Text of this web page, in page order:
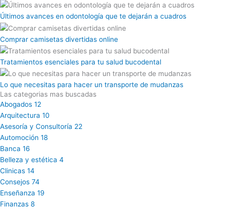
Últimos avances en odontología que te dejarán a cuadros
Comprar camisetas divertidas online
Tratamientos esenciales para tu salud bucodental
Lo que necesitas para hacer un transporte de mudanzas
Las categorias mas buscadas
Abogados 12
Arquitectura 10
Asesoría y Consultoría 22
Automoción 18
Banca 16
Belleza y estética 4
Clinicas 14
Consejos 74
Enseñanza 19
Finanzas 8